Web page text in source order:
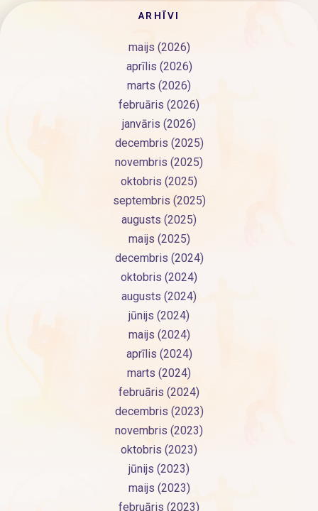
ARHĪVI
maijs (2026)
aprīlis (2026)
marts (2026)
februāris (2026)
janvāris (2026)
decembris (2025)
novembris (2025)
oktobris (2025)
septembris (2025)
augusts (2025)
maijs (2025)
decembris (2024)
oktobris (2024)
augusts (2024)
jūnijs (2024)
maijs (2024)
aprīlis (2024)
marts (2024)
februāris (2024)
decembris (2023)
novembris (2023)
oktobris (2023)
jūnijs (2023)
maijs (2023)
februāris (2023)